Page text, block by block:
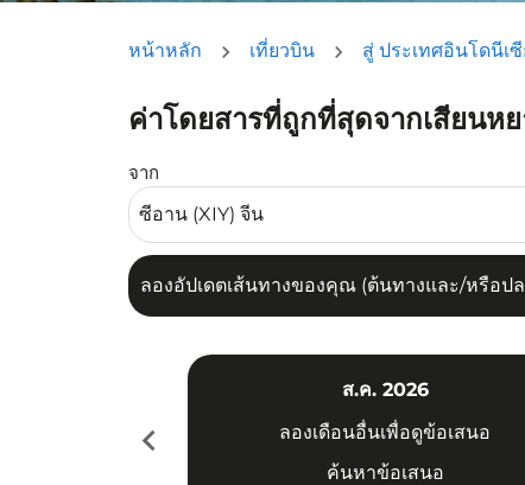
หน้าหลัก เที่ยวบิน สู่ ประเทศอินโดนีเซี
ค่าโดยสารที่ถูกที่สุดจากเสียนห
จาก
ลองอัปเดตเส้นทางของคุณ (ต้นทางและ/หรือป
ลองอัปเดตเส้นทางของคุณ (ต้นทางและ/หรือปล
chevron_left
ส.ค. 2026
ลองเดือนอื่นเพื่อดูข้อเสนอ
ค้นหาข้อเสนอ